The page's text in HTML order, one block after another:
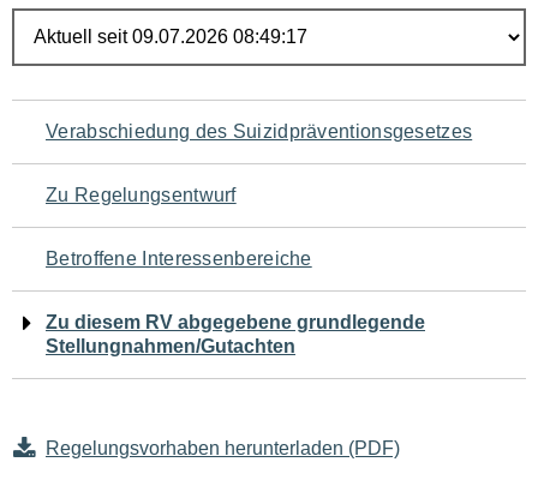
Navigation
für
den
Seiteninhalt
Verabschiedung des Suizidpräventionsgesetzes
Zu Regelungsentwurf
Betroffene Interessenbereiche
Zu diesem RV abgegebene grundlegende
Stellungnahmen/Gutachten
Regelungsvorhaben herunterladen (PDF)